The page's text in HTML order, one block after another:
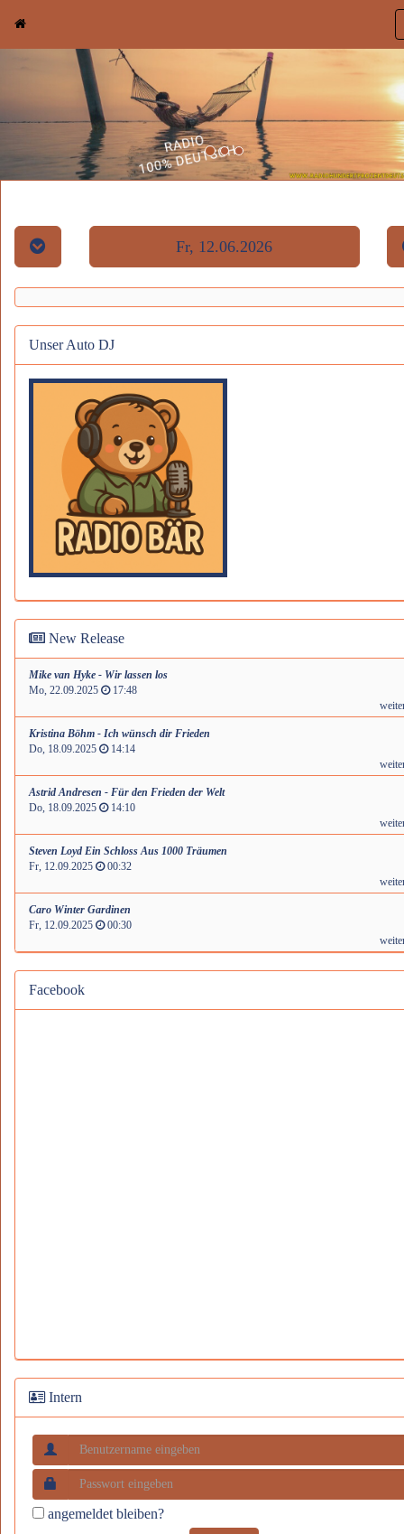
Fr, 12.06.2026
Unser Auto DJ
New Release
Mike van Hyke - Wir lassen los
Mo, 22.09.2025
17:48
Kristina Böhm - Ich wünsch dir Frieden
Do, 18.09.2025
14:14
Astrid Andresen - Für den Frieden der Welt
Do, 18.09.2025
14:10
Steven Loyd Ein Schloss Aus 1000 Träumen
Fr, 12.09.2025
00:32
Caro Winter Gardinen
Fr, 12.09.2025
00:30
Facebook
Intern
angemeldet bleiben?